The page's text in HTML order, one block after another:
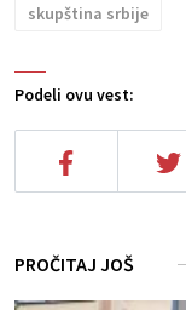
Podeli ovu vest:
skupština srbije
PROČITAJ JOŠ